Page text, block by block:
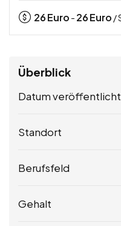
26Euro - 26Euro /
Überblick
Datum veröffentlicht
Standort
Berufsfeld
Gehalt